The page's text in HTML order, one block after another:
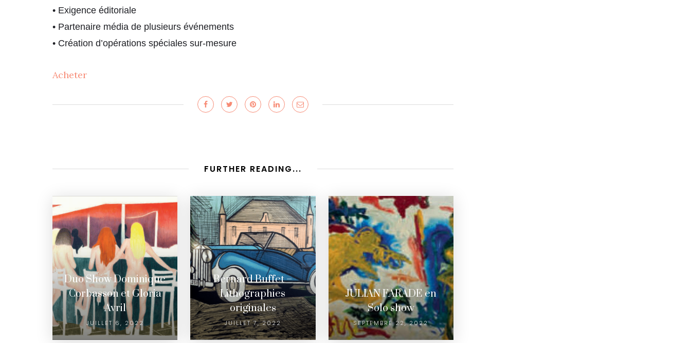
• Exigence éditoriale
• Partenaire média de plusieurs événements
• Création d’opérations spéciales sur-mesure
Acheter
FURTHER READING...
Duo Show Dominique
Corbasson et Gloria
Avril
JUILLET 6, 2022
Bernard Buffet –
Lithographies
originales
JUILLET 7, 2022
JULIAN FARADE en
Solo show
SEPTEMBRE 22, 2022